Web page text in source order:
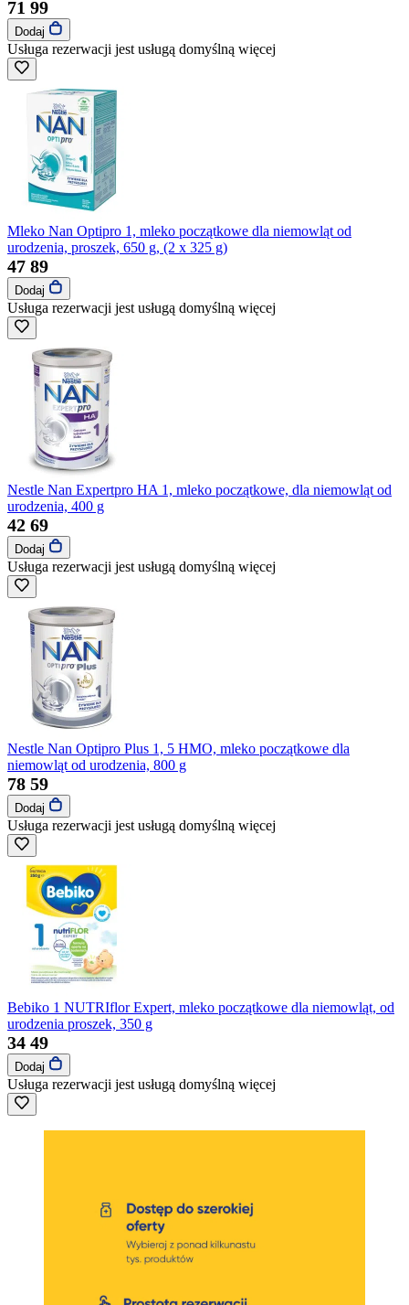
71 99
Dodaj
Usługa rezerwacji jest usługą domyślną więcej
Mleko Nan Optipro 1, mleko początkowe dla niemowląt od
urodzenia, proszek, 650 g, (2 x 325 g)
47 89
Dodaj
Usługa rezerwacji jest usługą domyślną więcej
Nestle Nan Expertpro HA 1, mleko początkowe, dla niemowląt od
urodzenia, 400 g
42 69
Dodaj
Usługa rezerwacji jest usługą domyślną więcej
Nestle Nan Optipro Plus 1, 5 HMO, mleko początkowe dla
niemowląt od urodzenia, 800 g
78 59
Dodaj
Usługa rezerwacji jest usługą domyślną więcej
Bebiko 1 NUTRIflor Expert, mleko początkowe dla niemowląt, od
urodzenia proszek, 350 g
34 49
Dodaj
Usługa rezerwacji jest usługą domyślną więcej